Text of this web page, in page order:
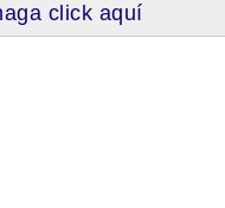
click aquí